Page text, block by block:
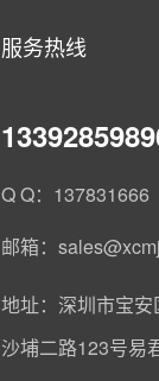
服务热线
Q Q：137831666
邮箱：
地址：深圳市宝
沙埔二路123号易